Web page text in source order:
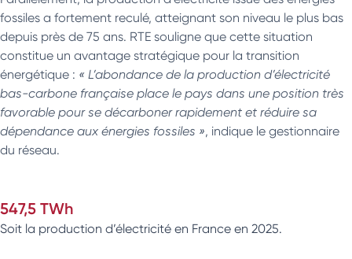
fossiles a fortement reculé, atteignant son niveau le plus bas
depuis près de 75 ans. RTE souligne que cette situation
constitue un avantage stratégique pour la transition
énergétique : « L’abondance de la production d’électricité
bas-carbone française place le pays dans une position très
favorable pour se décarboner rapidement et réduire sa
dépendance aux énergies fossiles », indique le gestionnaire
du réseau.
547,5 TWh
Soit la production d’électricité en France en 2025.